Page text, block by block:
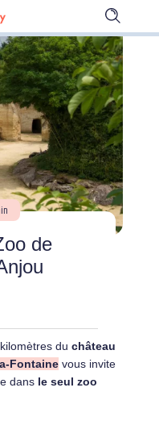
Ouvrir
la
barre
de
de
du château
Fontaine vous invite
dans le seul zoo